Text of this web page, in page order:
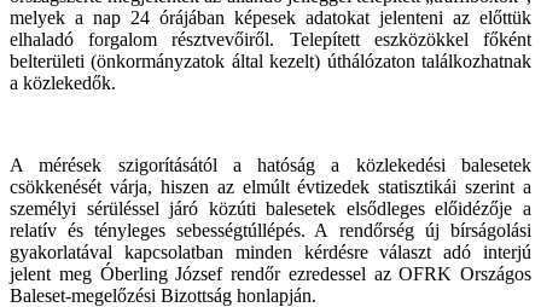
melyek a nap 24 órájában képesek adatokat jelenteni az előttük
elhaladó forgalom résztvevőiről. Telepített eszközökkel főként
belterületi (önkormányzatok által kezelt) úthálózaton találkozhatnak
a közlekedők.
A mérések szigorításától a hatóság a közlekedési balesetek
csökkenését várja, hiszen az elmúlt évtizedek statisztikái szerint a
személyi sérüléssel járó közúti balesetek elsődleges előidézője a
relatív és tényleges sebességtúllépés. A rendőrség új bírságolási
gyakorlatával kapcsolatban minden kérdésre választ adó interjú
jelent meg Óberling József rendőr ezredessel az OFRK Országos
Baleset-megelőzési Bizottság honlapján.